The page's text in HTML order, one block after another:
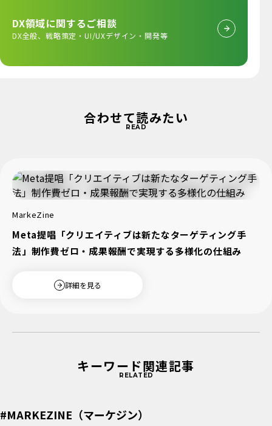
DX領域に関するご相談
DX全般、戦略策定・UI/UXデザイン・開発等
合わせて読みたい
READ
MarkeZine
Meta提唱「クリエイティブは新たなターゲティング手
法」制作費ゼロ・成果報酬で実現する多様化の仕組み
詳細を見る
キーワード関連記事
RELATED
#MARKEZINE（マーケジン）